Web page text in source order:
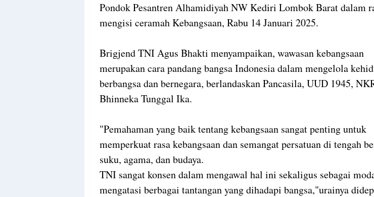
Pondok Pesantren Alhamidiyah NW Kediri Lombok Barat dalam
mengisi ceramah Kebangsaan, Rabu 14 Januari 2025.
Brigjend TNI Agus Bhakti menyampaikan, wawasan kebangsaan
merupakan cara pandang bangsa Indonesia dalam mengelola
berbangsa dan bernegara, berlandaskan Pancasila, UUD 1945,
Bhinneka Tunggal Ika.
"Pemahaman yang baik tentang kebangsaan sangat penting untuk
memperkuat rasa kebangsaan dan semangat persatuan di tengah
suku, agama, dan budaya.
TNI sangat konsen dalam mengawal hal ini sekaligus sebagai
mengatasi berbagai tantangan yang dihadapi bangsa,"urainya